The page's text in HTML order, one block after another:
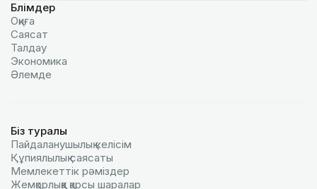
Бөлімдер
Оқиға
Саясат
Талдау
Экономика
Әлемде
Біз туралы
Пайдаланушылық келiciм
Құпиялылық саясаты
Мемлекеттік рәміздер
Жемқорлыққа қарсы шаралар